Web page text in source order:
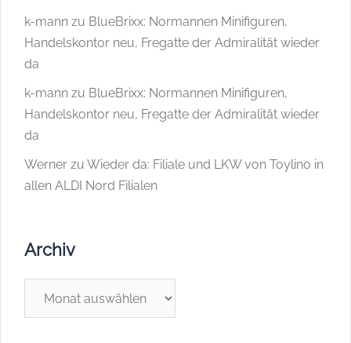
k-mann zu BlueBrixx: Normannen Minifiguren,
Handelskontor neu, Fregatte der Admiralität wieder
da
k-mann zu BlueBrixx: Normannen Minifiguren,
Handelskontor neu, Fregatte der Admiralität wieder
da
Werner zu Wieder da: Filiale und LKW von Toylino in
allen ALDI Nord Filialen
Archiv